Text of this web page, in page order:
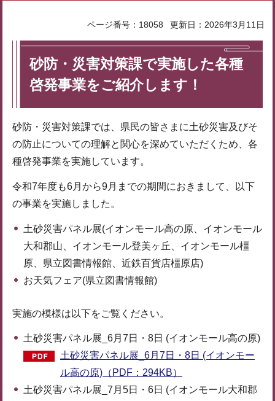
ページ番号：18058 更新日：2026年3月11日
砂防・災害対策課で実施した各種
啓発事業をご紹介します！
砂防・災害対策課では、県民の皆さまに土砂災害及びそ
の防止についての理解と関心を深めていただくため、各
種啓発事業を実施しています。
令和7年度も6月から9月までの期間におきまして、以下
の事業を実施しました。
土砂災害パネル展(イオンモール高の原、イオンモール
大和郡山、イオンモール登美ヶ丘、イオンモール橿
原、県立図書情報館、近鉄百貨店橿原店)
お天気フェア(県立図書情報館)
実施の模様は以下をご覧ください。
土砂災害パネル展_6月7日・8日 (イオンモール高の原)
土砂災害パネル展_6月7日・8日 (イオンモー
ル高の原)（PDF：294KB）
土砂災害パネル展_7月5日・6日 (イオンモール大和郡